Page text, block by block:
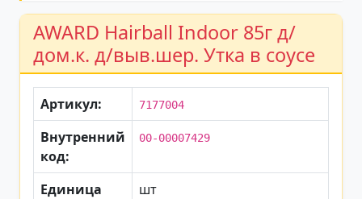
AWARD Hairball Indoor 85г д/
дом.к. д/выв.шер. Утка в соусе
Артикул: 7177004
Внутренний
код:
00-00007429
Единица
шт